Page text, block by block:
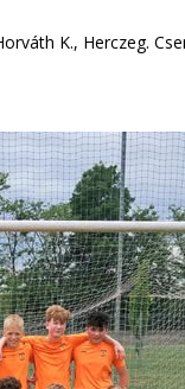
K., Herczeg.